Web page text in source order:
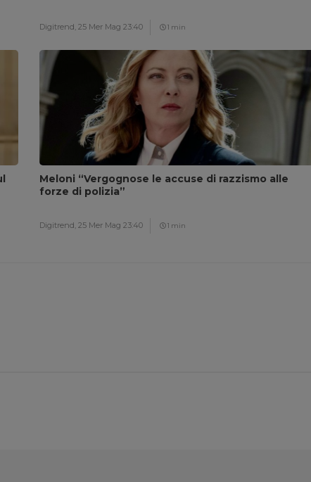
Digitrend, 25 Mer Mag 23:40 1 min
Meloni “Vergognose le accuse di razzismo alle
forze di polizia”
Digitrend, 25 Mer Mag 23:40 1 min